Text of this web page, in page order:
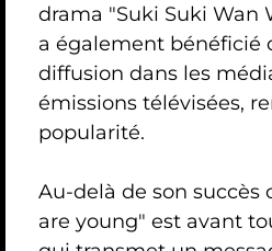
drama "Suki Suki Wan
a également bénéficié
diffusion dans les
émissions télévisées,
popularité.
Au-delà de son succès
are young" est avant